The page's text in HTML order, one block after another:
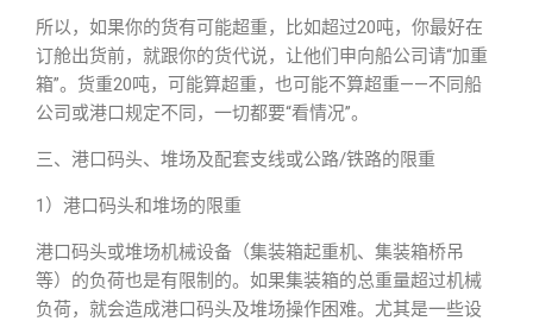
所以，如果你的货有可能超重，比如超过20吨，你最好在
订舱出货前，就跟你的货代说，让他们申向船公司请“加重
箱”。货重20吨，可能算超重，也可能不算超重——不同船
公司或港口规定不同，一切都要“看情况”。
三、港口码头、堆场及配套支线或公路/铁路的限重
1）港口码头和堆场的限重
港口码头或堆场机械设备（集装箱起重机、集装箱桥吊
等）的负荷也是有限制的。如果集装箱的总重量超过机械
负荷，就会造成港口码头及堆场操作困难。尤其是一些设